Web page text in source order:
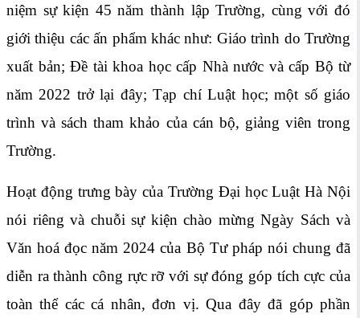
niệm sự kiện 45 năm thành lập Trường, cùng với đó
giới thiệu các ấn phẩm khác như: Giáo trình do Trường
xuất bản; Đề tài khoa học cấp Nhà nước và cấp Bộ từ
năm 2022 trở lại đây; Tạp chí Luật học; một số giáo
trình và sách tham khảo của cán bộ, giảng viên trong
Trường.
Hoạt động trưng bày của Trường Đại học Luật Hà Nội
nói riêng và chuỗi sự kiện chào mừng Ngày Sách và
Văn hoá đọc năm 2024 của Bộ Tư pháp nói chung đã
diễn ra thành công rực rỡ với sự đóng góp tích cực của
toàn thể các cá nhân, đơn vị. Qua đây đã góp phần